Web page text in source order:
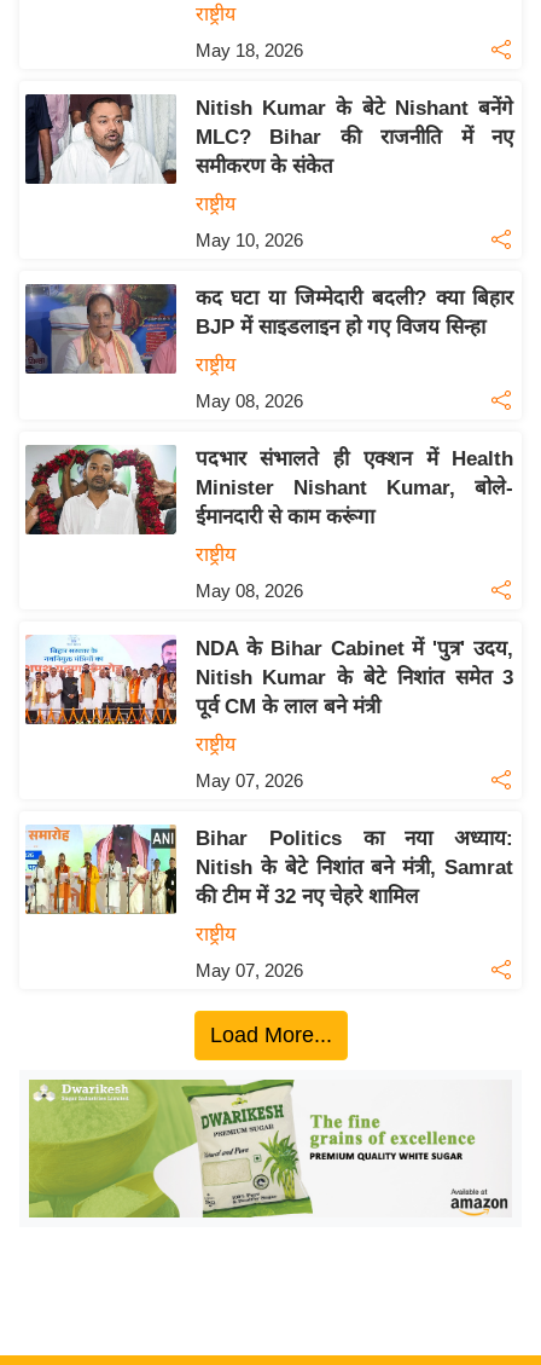
L
2
0
क्रा
इ
म
ई
पे
प
र
बे
मि
सा
ख्सि
य
त
सा
ज
ग
व
राष्ट्रीय
May 18, 2026
Nitish Kumar के बेटे Nishant बनेंगे
MLC? Bihar की राजनीति में नए
समीकरण के संकेत
राष्ट्रीय
May 10, 2026
कद घटा या जिम्मेदारी बदली? क्या बिहार
BJP में साइडलाइन हो गए विजय सिन्हा
राष्ट्रीय
May 08, 2026
पदभार संभालते ही एक्शन में Health
Minister Nishant Kumar, बोले-
ईमानदारी से काम करूंगा
राष्ट्रीय
May 08, 2026
NDA के Bihar Cabinet में 'पुत्र' उदय,
Nitish Kumar के बेटे निशांत समेत 3
पूर्व CM के लाल बने मंत्री
राष्ट्रीय
May 07, 2026
Bihar Politics का नया अध्याय:
Nitish के बेटे निशांत बने मंत्री, Samrat
की टीम में 32 नए चेहरे शामिल
राष्ट्रीय
May 07, 2026
Load More...